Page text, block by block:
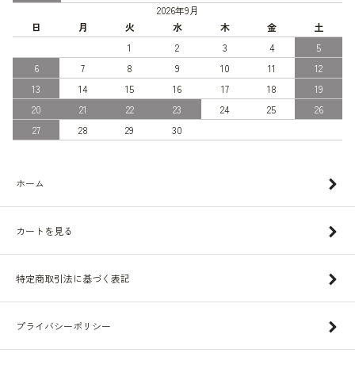
2026年9月
日
月 火 水 木 金
土
1
2 3 4
5
6
7 8 9 10 11
12
13
14 15 16 17 18
19
20
21 22 23 24 25
26
27
28 29 30
ホーム
カートを見る
特定商取引法に基づく表記
プライバシーポリシー